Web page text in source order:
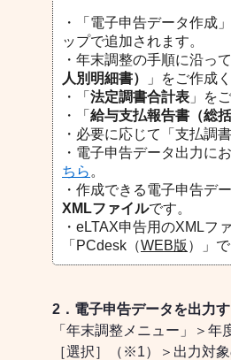
・「電子申告データ作成
ップで追加されます。
・年末調整の手順に沿っ
人別明細書）
」をご作成
・
「 法定調書合計表 」を
・「 給与支払報告書（総括
・必要に応じて「支払調
・電子申告データ出力に
ちら 。
・作成できる電子申告デ
XMLファイルです。
・eLTAX申告用のXMLフ
「PCdesk（WEB版 ）」
2．電子申告データを出力
「年末調整メニュー」＞
［選択］（※1）＞出力対